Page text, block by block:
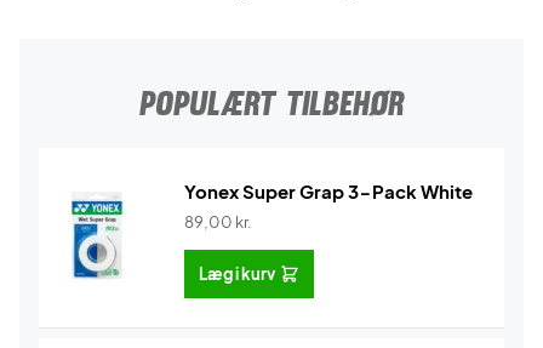
POPULÆRT TILBEHØR
Yonex Super Grap 3-Pack White
89,00 kr.
Læg i kurv